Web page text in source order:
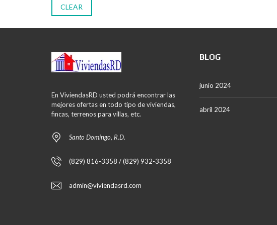
CLEAR
En ViviendasRD usted podrá encontrar las
mejores ofertas en todo tipo de viviendas,
fincas, terrenos para villas, etc.
Santo Domingo, R.D.
(829) 816-3358 / (829) 932-3358
admin@viviendasrd.com
BLOG
junio 2024
abril 2024